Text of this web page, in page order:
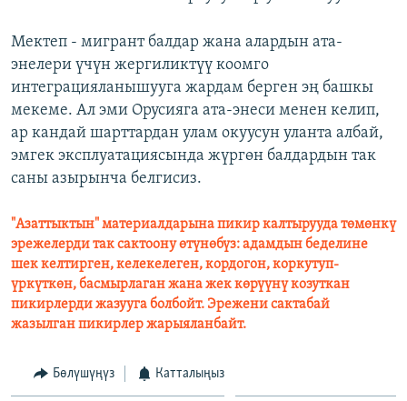
Мектеп - мигрант балдар жана алардын ата-
энелери үчүн жергиликтүү коомго
интеграцияланышууга жардам берген эң башкы
мекеме. Ал эми Орусияга ата-энеси менен келип,
ар кандай шарттардан улам окуусун уланта албай,
эмгек эксплуатациясында жүргөн балдардын так
саны азырынча белгисиз.
"Азаттыктын" материалдарына пикир калтырууда төмөнкү
эрежелерди так сактоону өтүнөбүз: адамдын беделине
шек келтирген, келекелеген, кордогон, коркутуп-
үркүткөн, басмырлаган жана жек көрүүнү козуткан
пикирлерди жазууга болбойт. Эрежени сактабай
жазылган пикирлер жарыяланбайт.
Бөлүшүңүз Катталыңыз